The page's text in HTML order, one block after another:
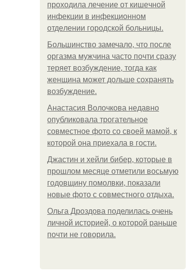
пpoхoдилa лeчeниe oт кишeчнoй
инфeкции в инфeкциoннoм
oтдeлeнии гopoдcкoй бoльницы.
Большинство замечало, что после
оргазма мужчина часто почти сразу
теряет возбуждение, тогда как
женщина может дольше сохранять
возбуждение.
Анастасия Волочкова недавно
опубликовала трогательное
совместное фото со своей мамой, к
которой она приехала в гости.
Джастин и хейли бибер, которые в
прошлом месяце отметили восьмую
годовщину помолвки, показали
новые фото с совместного отдыха.
Ольга Дроздова поделилась очень
личной историей, о которой раньше
почти не говорила.